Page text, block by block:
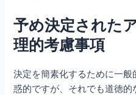
予め決定された
理的考慮事項
決定を簡素化するために一
惑的ですが、それでも道徳